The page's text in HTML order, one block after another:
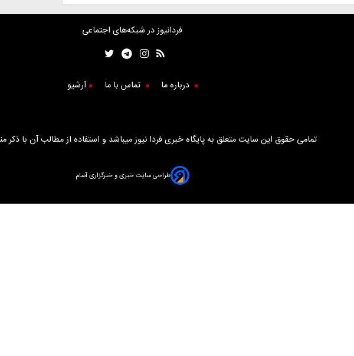
فردانیوز در شبکه‌های اجتماعی
درباره ما تماس با ما آرشیو
تمامی حقوق این سایت متعلق به پایگاه خبری فردا نیوز میباشد و استفاده از مطالب آن با ذکر
طراحی سایت خبری و خبرگزاری آسام